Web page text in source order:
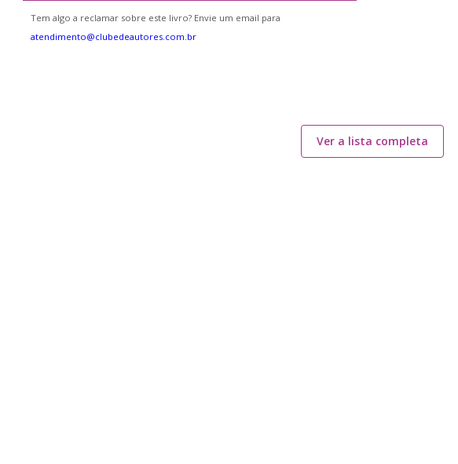
Tem algo a reclamar sobre este livro? Envie um email para
atendimento@clubedeautores.com.br
Ver a lista completa